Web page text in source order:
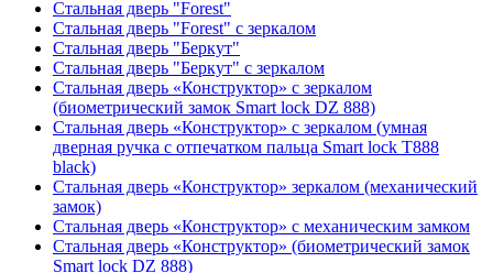
Стальная дверь "Forest"
Стальная дверь "Forest" с зеркалом
Стальная дверь "Беркут"
Стальная дверь "Беркут" с зеркалом
Стальная дверь «Конструктор» с зеркалом
(биометрический замок Smart lock DZ 888)
Стальная дверь «Конструктор» с зеркалом (умная
дверная ручка с отпечатком пальца Smart lock T888
black)
Стальная дверь «Конструктор» зеркалом (механический
замок)
Стальная дверь «Конструктор» с механическим замком
Стальная дверь «Конструктор» (биометрический замок
Smart lock DZ 888)